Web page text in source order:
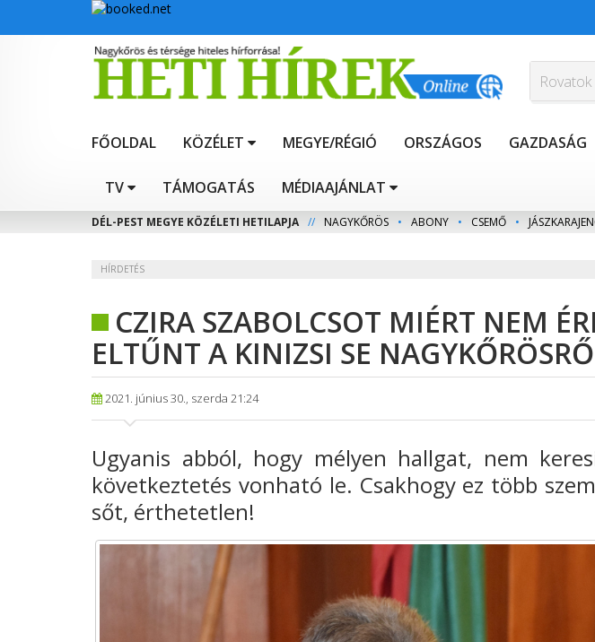
FŐOLDAL KÖZÉLET MEGYE/RÉGIÓ ORSZÁGOS GAZDASÁG
TV TÁMOGATÁS MÉDIAAJÁNLAT
DÉL-PEST MEGYE KÖZÉLETI HETILAPJA // NAGYKŐRÖS • ABONY • CSEMŐ •
HÍRDETÉS
CZIRA SZABOLCSOT MIÉRT NEM
ELTŰNT A KINIZSI SE
2021. június 30., szerda 21:24
Ugyanis abból, hogy mélyen hallgat, nem
következtetés vonható le. Csakhogy ez több
sőt, érthetetlen!